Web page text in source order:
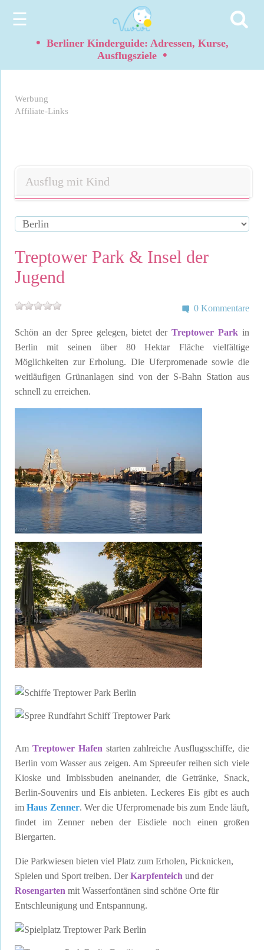
☰
• Berliner Kinderguide: Adressen, Kurse,
Ausflugsziele •
Werbung
Affiliate-Links
Ausflug mit Kind
Treptower Park & Insel der
Jugend
0 Kommentare
Schön an der Spree gelegen, bietet derTreptower Park in
Berlin mit seinen über 80 Hektar Fläche vielfältige
Möglichkeiten zur Erholung. Die Uferpromenade sowie die
weitläufigen Grünanlagen sind von der S-Bahn Station aus
schnell zu erreichen.
Am Treptower Hafen starten zahlreiche Ausflugsschiffe, die
Berlin vom Wasser aus zeigen. Am Spreeufer reihen sich viele
Kioske und Imbissbuden aneinander, die Getränke, Snack,
Berlin-Souvenirs und Eis anbieten. Leckeres Eis gibt es auch
imHaus Zenner. Wer die Uferpromenade bis zum Ende läuft,
findet im Zenner neben der Eisdiele noch einen großen
Biergarten.
Die Parkwiesen bieten viel Platz zum Erholen, Picknicken,
Spielen und Sport treiben. DerKarpfenteich und der
Rosengarten mit Wasserfontänen sind schöne Orte für
Entschleunigung und Entspannung.